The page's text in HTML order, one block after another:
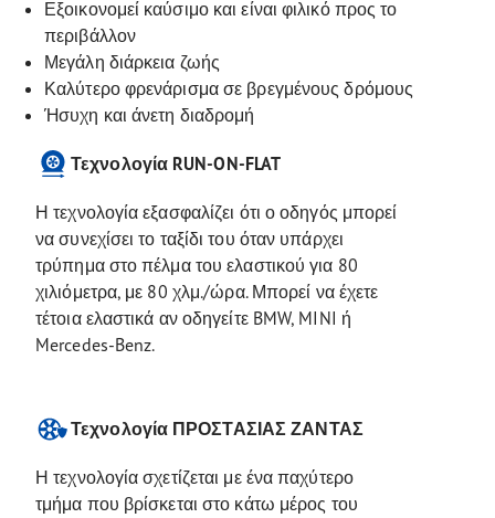
Εξοικονομεί καύσιμο και είναι φιλικό προς το
περιβάλλον
Μεγάλη διάρκεια ζωής
Καλύτερο φρενάρισμα σε βρεγμένους δρόμους
Ήσυχη και άνετη διαδρομή
Τεχνολογία RUN-ON-FLAT
Η τεχνολογία εξασφαλίζει ότι ο οδηγός μπορεί
να συνεχίσει το ταξίδι του όταν υπάρχει
τρύπημα στο πέλμα του ελαστικού για 80
χιλιόμετρα, με 80 χλμ./ώρα. Μπορεί να έχετε
τέτοια ελαστικά αν οδηγείτε BMW, MINI ή
Mercedes-Benz.
Τεχνολογία ΠΡΟΣΤΑΣΙΑΣ ΖΑΝΤΑΣ
Η τεχνολογία σχετίζεται με ένα παχύτερο
τμήμα που βρίσκεται στο κάτω μέρος του